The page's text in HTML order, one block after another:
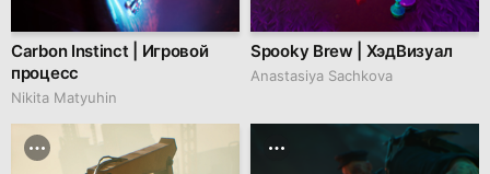
Carbon Instinct | Игровой
процесс
Nikita Matyuhin
Spooky Brew | ХэдВизуал
Anastasiya Sachkova